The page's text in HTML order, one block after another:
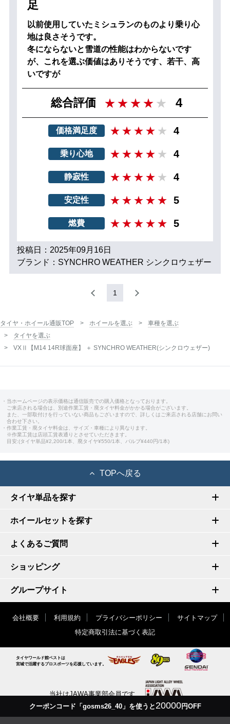
足
以前使用していたミシュランのものより乗り心
地は良さそうです。
冬にならないと雪道の性能はわからないです
が、これを選ぶ価値はありそうです、若干、高
いですが
総合評価 4
価格満足度 4
乗り心地 4
静寂性 4
安定性 5
燃費 5
投稿日：2025年09月16日
ブランド：SYNCHRO WEATHER シンクロウェザー
1
クーポンコード「gosms26_40」を使うと 20000円OFF
タイヤ・ホイール通販TOP ホイールを選ぶ
車種を選ぶ
タイヤを選ぶ
VXⅡ【M14 14R球面座】 ＋ SYNCHRO WEATHER(シンクロウェザー)
・当ホームページの表示価格は通信販売での購入価格となっております。
ご来店される場合は、別途作業工賃・廃タイヤ料金がかかる場合がございます。
また、一部取付けを行っていない商品もございますので、詳しくはご来店される店舗にお問い
合わせ下さい。
・作業工賃・廃タイヤ料金は、サイズ・車種により異なります。
※作業工賃は店頭工賃表通りとさせていただきます。
目安:(タイヤ単品¥2,200/1本、廃タイヤ¥550/1本、バルブ¥440円/1本)
TOPへ戻る
タイヤ単品を探す
ホイールセットを探す
よくあるご質問
ショッピング
グループサイト
会社概要 利用規約 プライバシーポリシー
サイトマップ
特定商取引法に基づく表記
タイヤワールド館ベストは
宮城で活躍するプロスポーツを応援しています。
当社はJAWA事業部会員です